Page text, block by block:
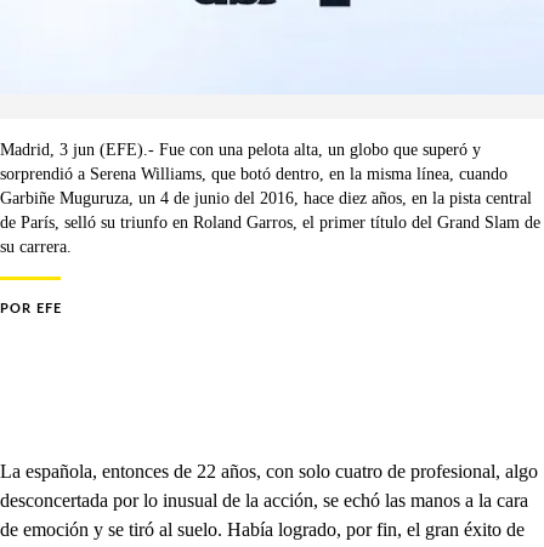
Madrid, 3 jun (EFE).- Fue con una pelota alta, un globo que superó y
sorprendió a Serena Williams, que botó dentro, en la misma línea, cuando
Garbiñe Muguruza, un 4 de junio del 2016, hace diez años, en la pista central
de París, selló su triunfo en Roland Garros, el primer título del Grand Slam de
su carrera.
POR EFE
La española, entonces de 22 años, con solo cuatro de profesional, algo
desconcertada por lo inusual de la acción, se echó las manos a la cara
de emoción y se tiró al suelo. Había logrado, por fin, el gran éxito de